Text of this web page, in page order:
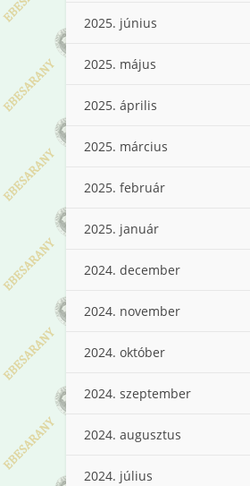
2025. június
2025. május
2025. április
2025. március
2025. február
2025. január
2024. december
2024. november
2024. október
2024. szeptember
2024. augusztus
2024. július